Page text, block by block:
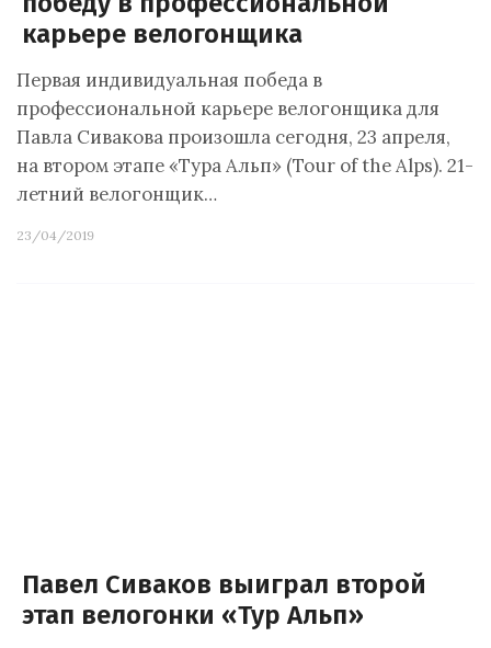
карьере велогонщика
Первая индивидуальная победа в
профессиональной карьере велогонщика для
Павла Сивакова произошла сегодня, 23 апреля,
на втором этапе «Тура Альп» (Tour of the Alps). 21-
летний велогонщик…
23/04/2019
Павел Сиваков выиграл второй
этап велогонки «Тур Альп»